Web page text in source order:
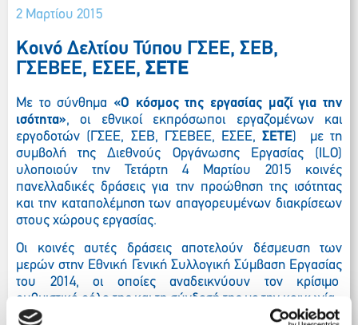
2 Μαρτίου 2015
Κοινό Δελτίου Τύπου ΓΣΕΕ, ΣΕΒ,
ΓΣΕΒΕΕ, ΕΣΕΕ, ΣΕΤΕ
Με το σύνθημα «Ο κόσμος της εργασίας μαζί για την
ισότητα», οι εθνικοί εκπρόσωποι εργαζομένων και
εργοδοτών (ΓΣΕΕ, ΣΕΒ, ΓΣΕΒΕΕ, ΕΣΕΕ,ΣΕΤΕ) με τη
συμβολή της Διεθνούς Οργάνωσης Εργασίας (ILO)
υλοποιούν την Τετάρτη 4 Μαρτίου 2015 κοινές
πανελλαδικές δράσεις για την προώθηση της ισότητας
και την καταπολέμηση των απαγορευμένων διακρίσεων
στους χώρους εργασίας.
Οι κοινές αυτές δράσεις αποτελούν δέσμευση των
μερών στην Εθνική Γενική Συλλογική Σύμβαση Εργασίας
του 2014, οι οποίες αναδεικνύουν τον κρίσιμο
ρυθμιστικό ρόλο της και τη σύνδεσή της με την κοινωνία.